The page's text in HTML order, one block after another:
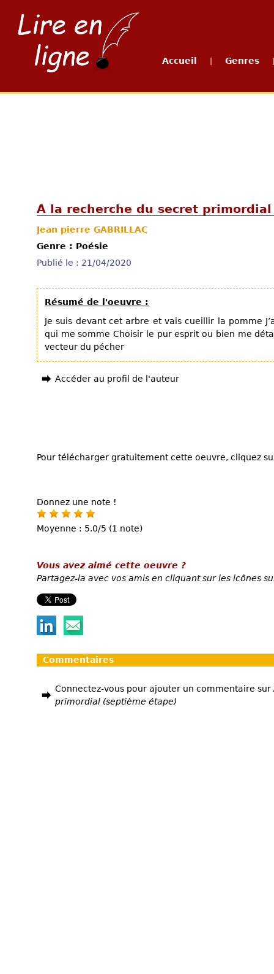
Accueil Genres
A la recherche du secret
Jean pierre GABRILLAC
Genre : Poésie
Publié le : 21/04/2020
Résumé de l'oeuvre :
Je suis devant cet arbre et vais cueillir la pomme
qui me somme Choisir le pur esprit ou bien me
vecteur du pécher
Accéder au profil de l'auteur
Pour télécharger gratuitement cette oeuvre, cliquez
Donnez une note !
Moyenne : 5.0/5 (1 note)
Vous avez aimé cette oeuvre ?
Partagez-la avec vos amis en cliquant sur les icônes
Commentaires
Connectez-vous pour ajouter un commentaire sur
primordial (septième étape)